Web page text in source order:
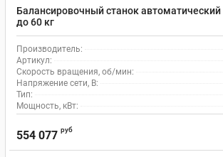
Балансировочный станок автоматический
до 60 кг
Производитель:
Артикул:
Скорость вращения, об/мин:
Напряжение сети, В:
Тип:
Мощность, кВт:
554 077 руб